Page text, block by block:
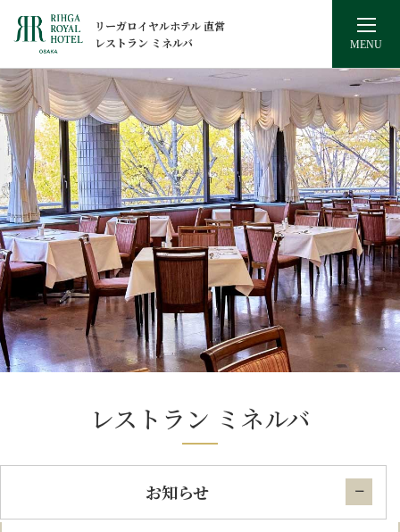
リーガロイヤルホテル 直営
レストラン ミネルバ
MENU
メニュー
パーティプラン
ケータリング
店舗概要
アクセス
リーガロイヤルホテル大阪
ヴィニェット コレクション
公式Webサイト
大学関係者以外の方にもご利用いただけます。
同窓会・OB会・交流会・歓送迎会などのパーティも承ります。
レストラン ミネルバ
お知らせ